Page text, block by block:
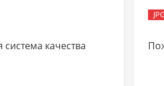
качества